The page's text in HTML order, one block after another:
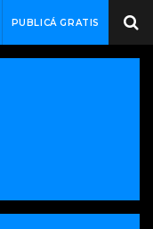
PUBLICÁ GRATIS